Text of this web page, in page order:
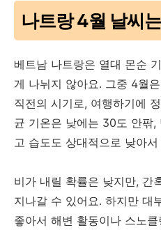
나트랑 4월 날씨
베트남 나트랑은 열대 몬순
게 나뉘지 않아요. 그중 4월
직전의 시기로, 여행하기에
균 기온은 낮에는 30도 안팎
고 습도도 상대적으로 낮아
비가 내릴 확률은 낮지만, 간
지나갈 수 있어요. 하지만 대
좋아서 해변 활동이나 스노